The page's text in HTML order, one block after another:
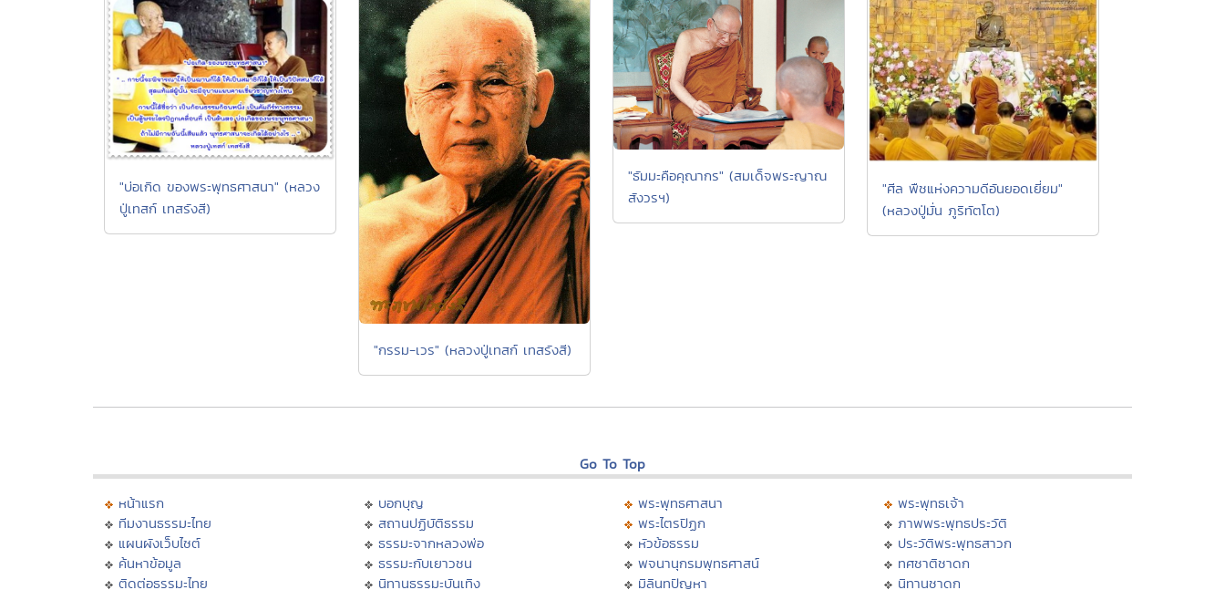
"บ่อเกิด ของพระพุทธศาสนา" (หลวง
ปู่เทสก์ เทสรังสี)
"กรรม-เวร" (หลวงปู่เทสก์ เทสรังสี)
"ธัมมะคือคุณากร" (สมเด็จพระญาณ
สังวรฯ)
"ศีล พืชแห่งความดีอันยอดเยี่ยม"
(หลวงปู่มั่น ภูริทัตโต)
Go To Top
หน้าแรก
ทีมงานธรรมะไทย
แผนผังเว็บไซต์
ค้นหาข้อมูล
ติดต่อธรรมะไทย
บอกบุญ
สถานปฏิบัติธรรม
ธรรมะจากหลวงพ่อ
ธรรมะกับเยาวชน
นิทานธรรมะบันเทิง
พระพุทธศาสนา
พระไตรปิฏก
หัวข้อธรรม
พจนานุกรมพุทธศาสน์
มิลินทปัญหา
พระพุทธเจ้า
ภาพพระพุทธประวัติ
ประวัติพระพุทธสาวก
ทศชาติชาดก
นิทานชาดก